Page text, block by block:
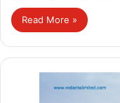
Read More »